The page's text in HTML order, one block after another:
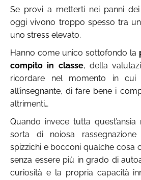
Se provi a metterti nei panni
oggi vivono troppo spesso tra
uno stress elevato.
Hanno come unico sottofondo la
compito in classe, della
ricordare nel momento in cui
all’insegnante, di fare bene i
altrimenti…
Quando invece tutta quest’ansia
sorta di noiosa
spizzichi e bocconi qualche cosa
senza essere più in grado di
curiosità e la propria capacità